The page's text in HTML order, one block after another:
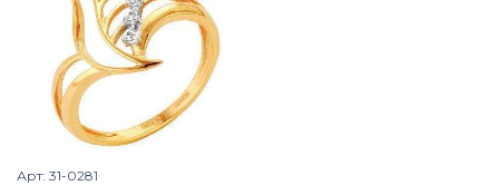
 Просмотр изделия
Арт: 31-0281